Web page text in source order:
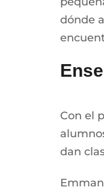
dónde
Con el
dan